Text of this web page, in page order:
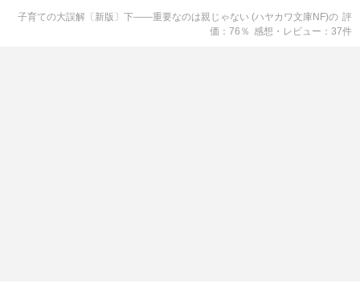
子育ての大誤解〔新版〕下――重要なのは親じゃない (ハヤカワ文庫NF)の 評
価
76 ％ 感想・レビュー 37件